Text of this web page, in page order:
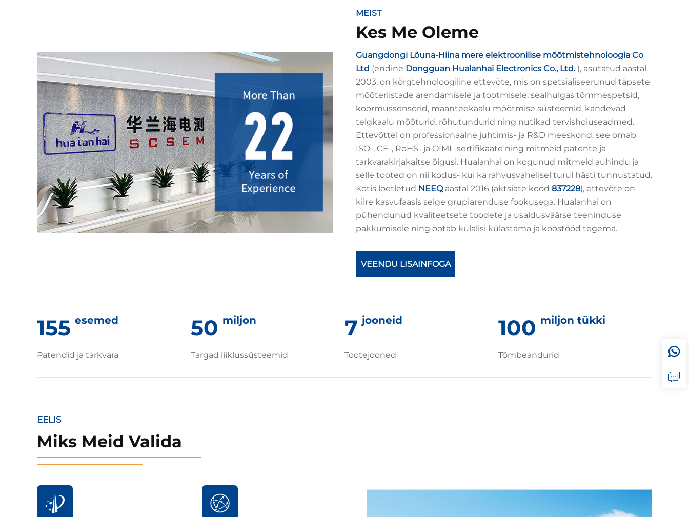
MEIST
Kes Me Oleme
Guangdongi Lõuna-Hiina mere elektroonilise mõõtmistehnoloogia Co
Ltd (endine Dongguan Hualanhai Electronics Co., Ltd. ), asutatud aastal
2003, on kõrgtehnoloogiline ettevõte, mis on spetsialiseerunud täpsete
mõõteriistade arendamisele ja tootmisele, sealhulgas tõmmespetsid,
koormussensorid, maanteekaalu mõõtmise süsteemid, kandevad
telgkaalu mõõturid, rõhutundurid ning nutikad tervishoiuseadmed.
Ettevõttel on professionaalne juhtimis- ja R&D meeskond, see omab
ISO-, CE-, RoHS- ja OIML-sertifikaate ning mitmeid patente ja
tarkvarakirjakaitse õigusi. Hualanhai on kogunud mitmeid auhindu ja
selle tooted on nii kodus- kui ka rahvusvahelisel turul hästi tunnustatud.
Kotis loetletud NEEQ aastal 2016 (aktsiate kood 837228), ettevõte on
kiire kasvufaasis selge grupiarenduse fookusega. Hualanhai on
pühendunud kvaliteetsete toodete ja usaldusväärse teeninduse
pakkumisele ning ootab külalisi külastama ja koostööd tegema.
VEENDU LISAINFOGA
155 esemed
Patendid ja tarkvara
50 miljon
Targad liiklussüsteemid
7 jooneid
Tootejooned
100 miljon tükki
Tõmbeandurid
EELIS
Miks Meid Valida